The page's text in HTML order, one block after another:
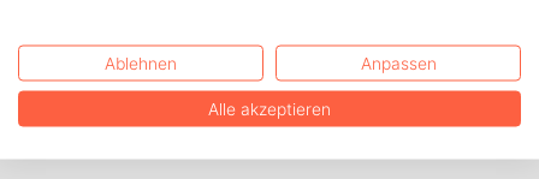
Ablehnen Anpassen
Alle akzeptieren